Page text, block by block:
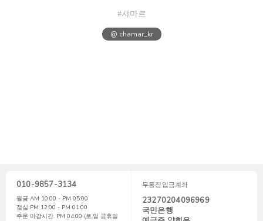
#샤마르
@ chamar_kr
010-9857-3134
월금 AM 10:00 - PM 05:00
점심 PM 12:00 - PM 01:00
주문 마감시간. PM 04:00 (토,일 공휴일
무통장입금계좌
23270204096969
국민은행